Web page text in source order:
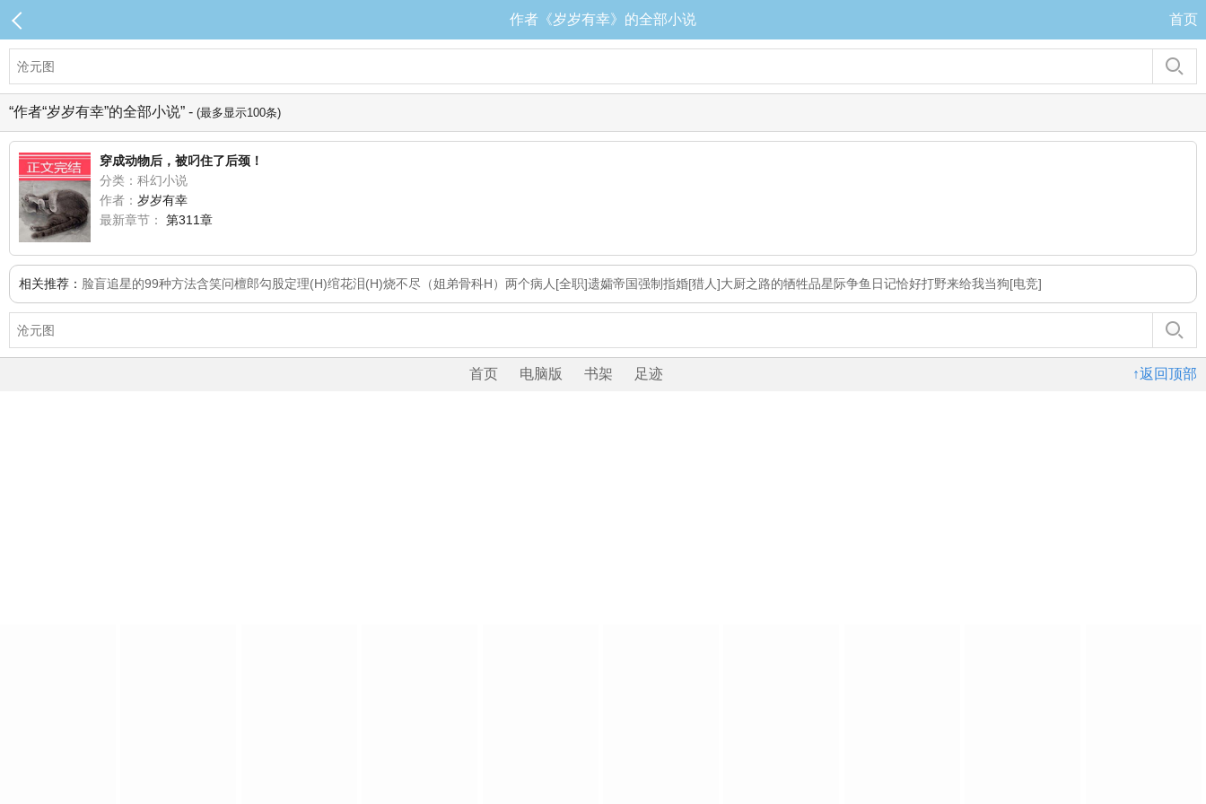
作者《岁岁有幸》的全部小说 首页
“作者“岁岁有幸”的全部小说” - (最多显示100条)
穿成动物后，被叼住了后颈！
分类：科幻小说
作者： 岁岁有幸
最新章节：
第311章
相关推荐： 脸盲追星的99种方法含笑问檀郎勾股定理(H)绾花泪(H)烧不尽（姐弟骨科H） 两个病人 [全职]遗孀帝国强制指婚[猎人]大厨之路的牺牲品星际争鱼日记恰好打野来给我当狗[电竞]
↑返回顶部
首页 电脑版 书架 足迹